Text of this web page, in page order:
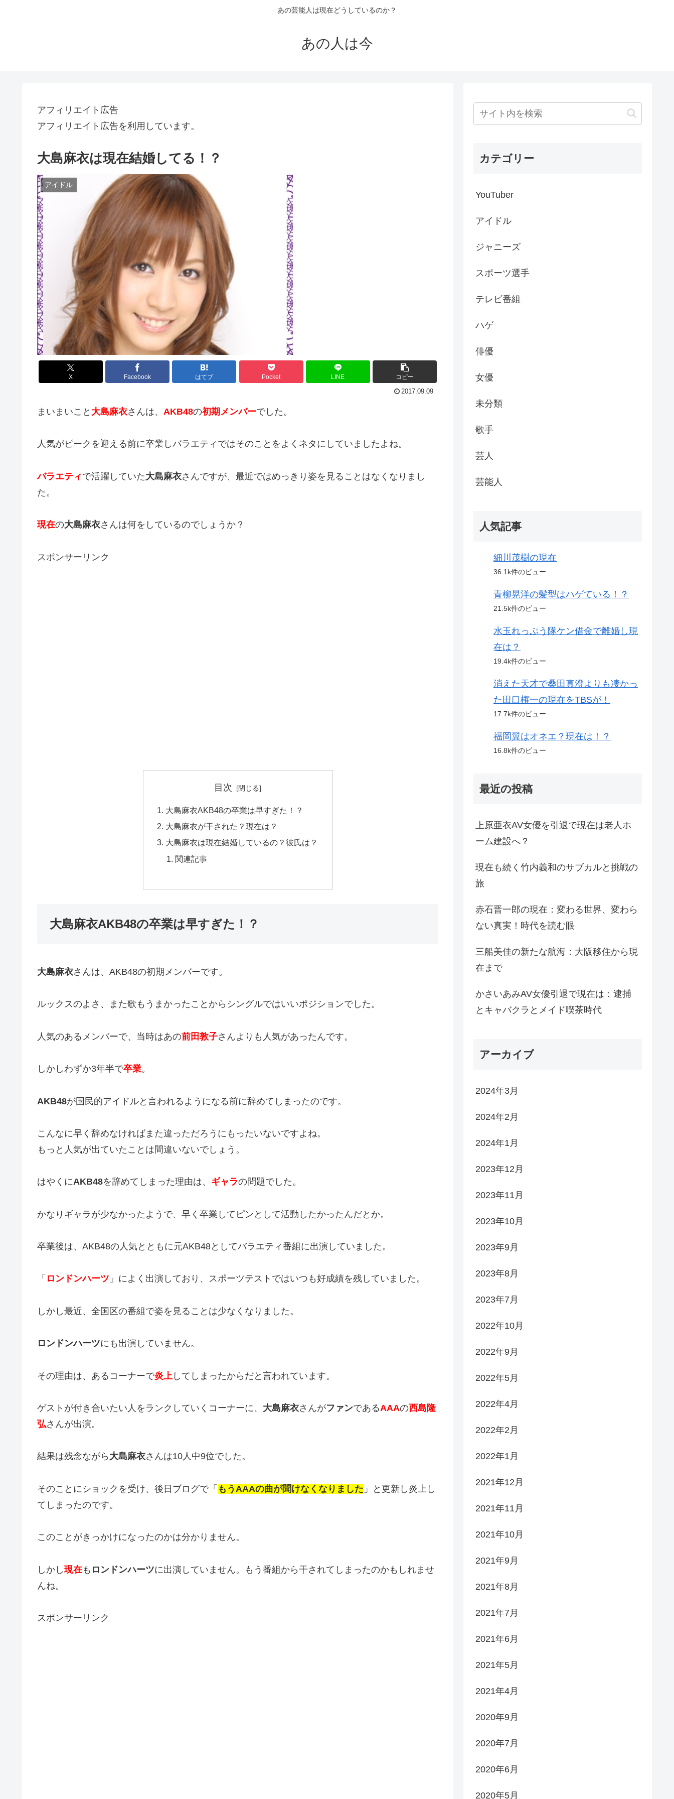
あの芸能人は現在どうしているのか？
あの人は今
アフィリエイト広告
アフィリエイト広告を利用しています。
大島麻衣は現在結婚してる！？
アイドル
X Facebook はてブ Pocket LINE コピー
2017.09.09
まいまいこと 大島麻衣さんは、 AKB48の初期メンバーでした。
人気がピークを迎える前に卒業しバラエティではそのことをよくネタにしていましたよね。
バラエティで活躍していた大島麻衣さんですが、最近ではめっきり姿を見ることはなくなりまし
た。
現在の大島麻衣さんは何をしているのでしょうか？
スポンサーリンク
目次
大島麻衣AKB48の卒業は早すぎた！？
大島麻衣が干された？現在は？
大島麻衣は現在結婚しているの？彼氏は？
関連記事
大島麻衣AKB48の卒業は早すぎた！？
大島麻衣さんは、AKB48の初期メンバーです。
ルックスのよさ、また歌もうまかったことからシングルではいいポジションでした。
人気のあるメンバーで、当時はあの前田敦子さんよりも人気があったんです。
しかしわずか3年半で卒業。
AKB48が国民的アイドルと言われるようになる前に辞めてしまったのです。
こんなに早く辞めなければまた違っただろうにもったいないですよね。
もっと人気が出ていたことは間違いないでしょう。
はやくにAKB48を辞めてしまった理由は、 ギャラの問題でした。
かなりギャラが少なかったようで、早く卒業してピンとして活動したかったんだとか。
卒業後は、AKB48の人気とともに元AKB48としてバラエティ番組に出演していました。
「 ロンドンハーツ 」によく出演しており、スポーツテストではいつも好成績を残していました。
しかし最近、全国区の番組で姿を見ることは少なくなりました。
ロンドンハーツにも出演していません。
その理由は、あるコーナーで炎上 してしまったからだと言われています。
ゲストが付き合いたい人をランクしていくコーナーに、 大島麻衣さんがファンであるAAAの西島隆
弘さんが出演。
結果は残念ながら 大島麻衣さんは10人中9位でした。
そのことにショックを受け、後日ブログで「 もうAAAの曲が聞けなくなりました 」と更新し炎上し
てしまったのです。
このことがきっかけになったのかは分かりません。
しかし現在も ロンドンハーツに出演していません。もう番組から干されてしまったのかもしれませ
んね。
スポンサーリンク
カテゴリー
YouTuber
アイドル
ジャニーズ
スポーツ選手
テレビ番組
ハゲ
俳優
女優
未分類
歌手
芸人
芸能人
人気記事
細川茂樹の現在
36.1k件のビュー
青柳晃洋の髪型はハゲている！？
21.5k件のビュー
水玉れっぷう隊ケン借金で離婚し現
在は？
19.4k件のビュー
消えた天才で桑田真澄よりも凄かっ
た田口権一の現在をTBSが！
17.7k件のビュー
福岡翼はオネエ？現在は！？
16.8k件のビュー
最近の投稿
上原亜衣AV女優を引退で現在は老人ホ
ーム建設へ？
現在も続く竹内義和のサブカルと挑戦の
旅
赤石晋一郎の現在：変わる世界、変わら
ない真実！時代を読む眼
三船美佳の新たな航海：大阪移住から現
在まで
かさいあみAV女優引退で現在は：逮捕
とキャバクラとメイド喫茶時代
アーカイブ
2024年3月
2024年2月
2024年1月
2023年12月
2023年11月
2023年10月
2023年9月
2023年8月
2023年7月
2022年10月
2022年9月
2022年5月
2022年4月
2022年2月
2022年1月
2021年12月
2021年11月
2021年10月
2021年9月
2021年8月
2021年7月
2021年6月
2021年5月
2021年4月
2020年9月
2020年7月
2020年6月
2020年5月